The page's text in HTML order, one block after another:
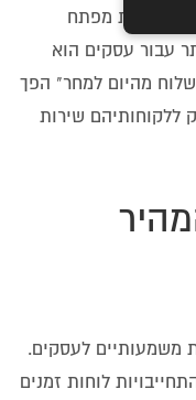
מהיר ויעיל לעסקים בישראל
הן מילות מפתח
עבור עסקים הוא
מהיום למחר" הפך
שירות
משמעותיים לעסקים.
לוחות זמנים